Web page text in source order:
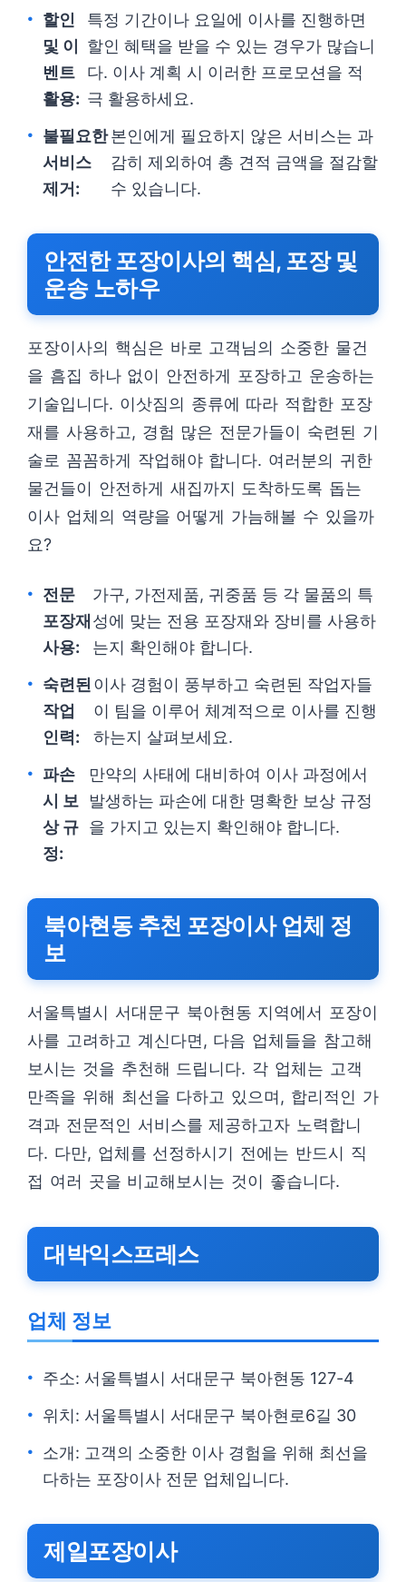
할인
및 이
벤트
활용:
특정 기간이나 요일에 이사를 진행하면
할인 혜택을 받을 수 있는 경우가 많습니
다. 이사 계획 시 이러한 프로모션을 적
극 활용하세요.
불필요한
서비스
제거:
본인에게 필요하지 않은 서비스는 과
감히 제외하여 총 견적 금액을 절감할
수 있습니다.
안전한 포장이사의 핵심, 포장 및
운송 노하우
포장이사의 핵심은 바로 고객님의 소중한 물건
을 흠집 하나 없이 안전하게 포장하고 운송하는
기술입니다. 이삿짐의 종류에 따라 적합한 포장
재를 사용하고, 경험 많은 전문가들이 숙련된 기
술로 꼼꼼하게 작업해야 합니다. 여러분의 귀한
물건들이 안전하게 새집까지 도착하도록 돕는
이사 업체의 역량을 어떻게 가늠해볼 수 있을까
요?
전문
포장재
사용:
가구, 가전제품, 귀중품 등 각 물품의 특
성에 맞는 전용 포장재와 장비를 사용하
는지 확인해야 합니다.
숙련된
작업
인력:
이사 경험이 풍부하고 숙련된 작업자들
이 팀을 이루어 체계적으로 이사를 진행
하는지 살펴보세요.
파손
시 보
상 규
정:
만약의 사태에 대비하여 이사 과정에서
발생하는 파손에 대한 명확한 보상 규정
을 가지고 있는지 확인해야 합니다.
북아현동 추천 포장이사 업체 정
보
서울특별시 서대문구 북아현동 지역에서 포장이
사를 고려하고 계신다면, 다음 업체들을 참고해
보시는 것을 추천해 드립니다. 각 업체는 고객
만족을 위해 최선을 다하고 있으며, 합리적인 가
격과 전문적인 서비스를 제공하고자 노력합니
다. 다만, 업체를 선정하시기 전에는 반드시 직
접 여러 곳을 비교해보시는 것이 좋습니다.
대박익스프레스
업체 정보
주소: 서울특별시 서대문구 북아현동 127-4
위치: 서울특별시 서대문구 북아현로6길 30
소개: 고객의 소중한 이사 경험을 위해 최선을
다하는 포장이사 전문 업체입니다.
제일포장이사